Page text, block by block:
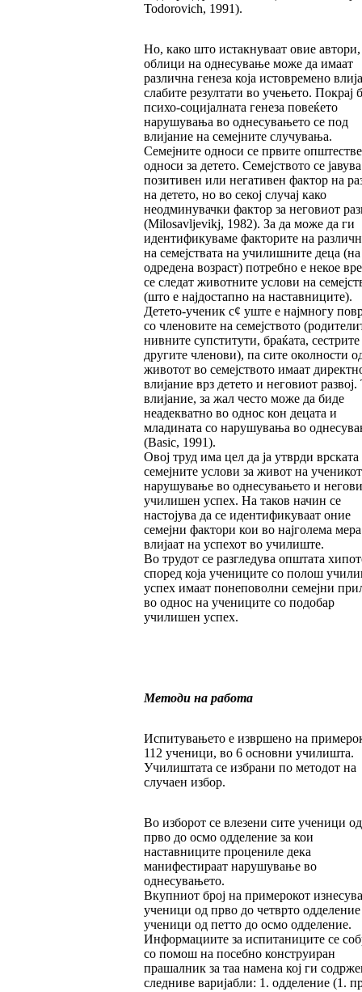
Todorovich, 1991).
Но, како што истакнуваат овие
облици на однесување може да имаат
различна генеза која истовремено
слабите резултати во учењето. Покрај
психо-социјалната генеза повеќето
нарушувања во однесувањето се под
влијание на семејните случувања.
Семејните односи се првите
односи за детето. Семејството се
позитивен или негативен фактор на
на детето, но во секој случај како
неодминувачки фактор за неговиот
(Milosavljevikj, 1982). За да може да ги
идентификуваме факторите на
на семејствата на училишните деца (на
одредена возраст) потребно е некое
се следат животните услови на
(што е најдостапно на наставниците).
Детето-ученик с¢ уште е најмногу
со членовите на семејството
нивните супститути, браќата,
другите членови), па сите околности
животот во семејството имаат
влијание врз детето и неговиот развој.
влијание, за жал често може да биде
неадекватно во однос кон децата и
младината со нарушувања во
(Basic, 1991).
Овој труд има цел да ја утврди врската
семејните услови за живот на
нарушување во однесувањето и
училишен успех. На таков начин се
настојува да се идентификуваат оние
семејни фактори кои во најголема мера
влијаат на успехот во училиште.
Во трудот се разгледува општата
според која учениците со полош
успех имаат понеповолни семејни
во однос на учениците со подобар
училишен успех.
Методи на работа
Испитувањето е извршено на
112 ученици, во 6 основни училишта.
Училиштата се избрани по методот на
случаен избор.
Во изборот се влезени сите ученици од
прво до осмо одделение за кои
наставниците процениле дека
манифестираат нарушување во
однесувањето.
Вкупниот број на примерокот
ученици од прво до четврто
ученици од петто до осмо одделение.
Информациите за испитаниците се
со помош на посебно конструиран
прашалник за таа намена кој ги
следниве варијабли: 1. одделение (1.